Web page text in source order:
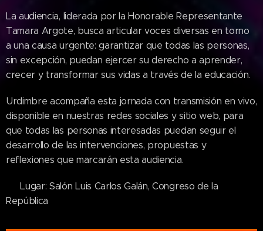
La audiencia, liderada por la Honorable Representante
Tamara Argote, busca articular voces diversas en torno
a una causa urgente: garantizar que todas las personas,
sin excepción, puedan ejercer su derecho a aprender,
crecer y transformar sus vidas a través de la educación.
Urdimbre acompaña esta jornada con transmisión en vivo,
disponible en nuestras redes sociales y sitio web, para
que todas las personas interesadas puedan seguir el
desarrollo de las intervenciones, propuestas y
reflexiones que marcarán esta audiencia.
📍 Lugar: Salón Luis Carlos Galán, Congreso de la
República